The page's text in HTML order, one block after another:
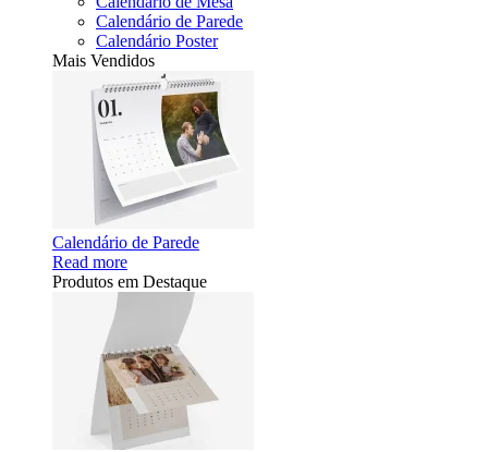
Calendário de Parede
Calendário Poster
Mais Vendidos
Calendário de Parede
Read more
Produtos em Destaque